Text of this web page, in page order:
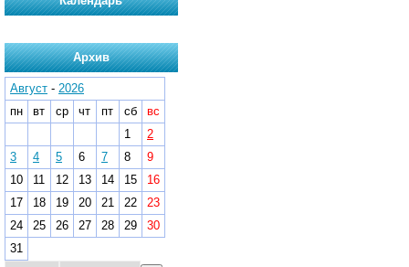
Архив
Август - 2026
пн
вт ср чт пт сб
вс
1
2
3
4 5 6 7 8
9
10
11 12 13 14 15
16
17
18 19 20 21 22
23
24
25 26 27 28 29
30
31